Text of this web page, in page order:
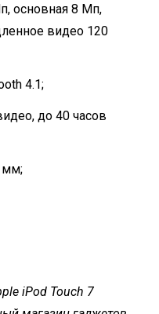
основная 8 Мп,
видео 120
4.1;
до 40 часов
мм;
iPod Touch 7